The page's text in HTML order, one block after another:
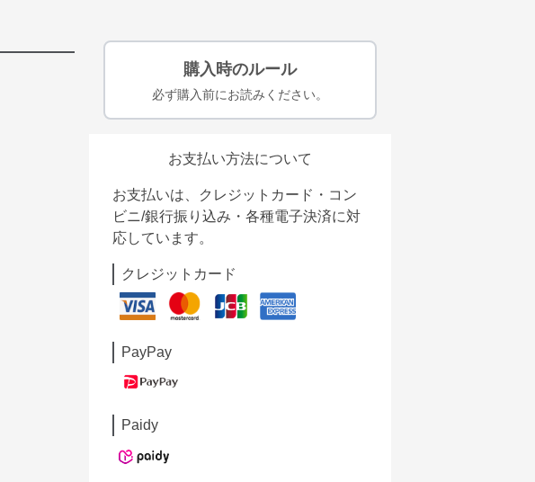
購入時のルール
必ず購入前にお読みください。
お支払い方法について
お支払いは、クレジットカード・コン
ビニ/銀行振り込み・各種電子決済に対
応しています。
クレジットカード
PayPay
Paidy